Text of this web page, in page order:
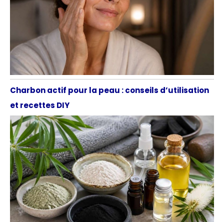
Charbon actif pour la peau : conseils d’utilisation
et recettes DIY